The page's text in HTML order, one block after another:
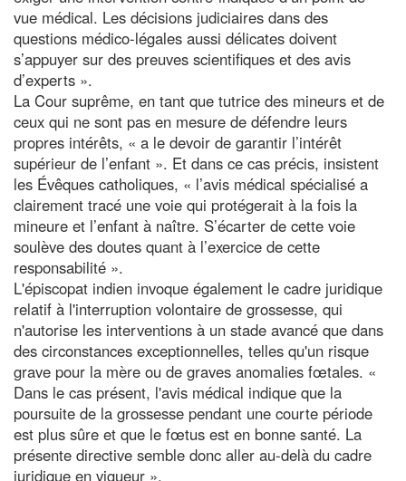
vue médical. Les décisions judiciaires dans des
questions médico-légales aussi délicates doivent
s’appuyer sur des preuves scientifiques et des avis
d’experts ».
La Cour suprême, en tant que tutrice des mineurs et de
ceux qui ne sont pas en mesure de défendre leurs
propres intérêts, « a le devoir de garantir l’intérêt
supérieur de l’enfant ». Et dans ce cas précis, insistent
les Évêques catholiques, « l’avis médical spécialisé a
clairement tracé une voie qui protégerait à la fois la
mineure et l’enfant à naître. S’écarter de cette voie
soulève des doutes quant à l’exercice de cette
responsabilité ».
L'épiscopat indien invoque également le cadre juridique
relatif à l'interruption volontaire de grossesse, qui
n'autorise les interventions à un stade avancé que dans
des circonstances exceptionnelles, telles qu'un risque
grave pour la mère ou de graves anomalies fœtales. «
Dans le cas présent, l'avis médical indique que la
poursuite de la grossesse pendant une courte période
est plus sûre et que le fœtus est en bonne santé. La
présente directive semble donc aller au-delà du cadre
juridique en vigueur ».